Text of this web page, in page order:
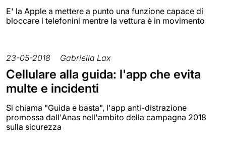
E' la Apple a mettere a punto una funzione capace di
bloccare i telefonini mentre la vettura è in movimento
23-05-2018 Gabriella Lax
Cellulare alla guida: l'app che evita
multe e incidenti
Si chiama "Guida e basta", l'app anti-distrazione
promossa dall'Anas nell'ambito della campagna 2018
sulla sicurezza